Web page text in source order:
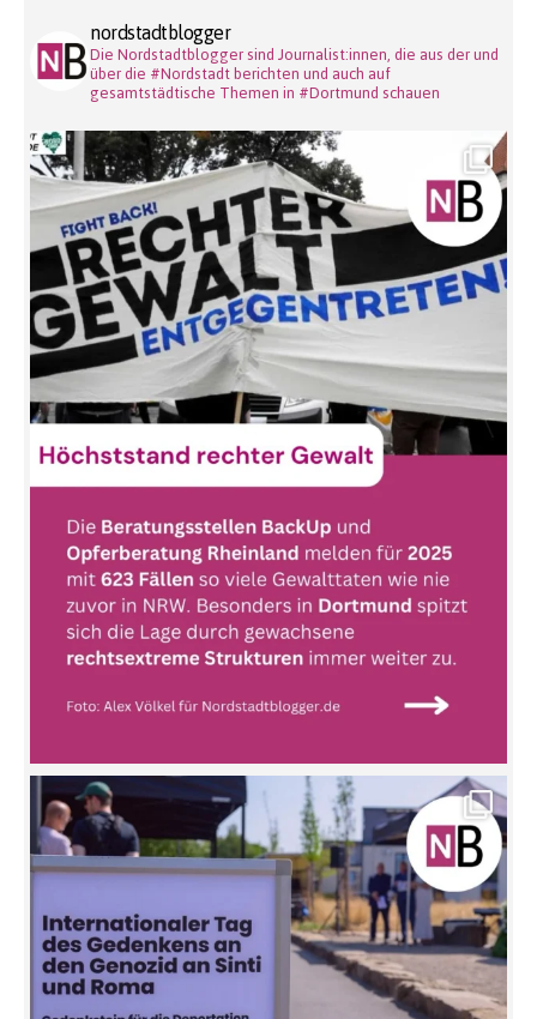
nordstadtblogger
Die Nordstadtblogger sind Journalist:innen, die aus der und
über die #Nordstadt berichten und auch auf
gesamtstädtische Themen in #Dortmund schauen